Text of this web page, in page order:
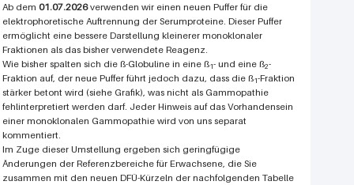
Ab dem 01.07.2026verwenden wir einen neuen Puffer für die
elektrophoretische Auftrennung der Serumproteine. Dieser Puffer
ermöglicht eine bessere Darstellung kleinerer monoklonaler
Fraktionen als das bisher verwendete Reagenz.
Wie bisher spalten sich die ß-Globuline in eine ß1- und eine ß2-
Fraktion auf, der neue Puffer führt jedoch dazu, dass die ß1-Fraktion
stärker betont wird (siehe Grafik), was nicht als Gammopathie
fehlinterpretiert werden darf. Jeder Hinweis auf das Vorhandensein
einer monoklonalen Gammopathie wird von uns separat
kommentiert.
Im Zuge dieser Umstellung ergeben sich geringfügige
Änderungen der Referenzbereiche für Erwachsene, die Sie
zusammen mit den neuen DFÜ-Kürzeln der nachfolgenden Tabelle